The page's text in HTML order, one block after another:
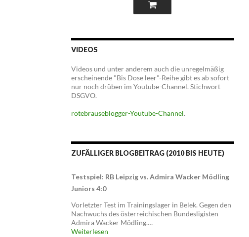
VIDEOS
Videos und unter anderem auch die unregelmäßig
erscheinende "Bis Dose leer"-Reihe gibt es ab sofort
nur noch drüben im Youtube-Channel. Stichwort
DSGVO.
rotebrauseblogger-Youtube-Channel.
ZUFÄLLIGER BLOGBEITRAG (2010 BIS HEUTE)
Testspiel: RB Leipzig vs. Admira Wacker Mödling
Juniors 4:0
Vorletzter Test im Trainingslager in Belek. Gegen den
Nachwuchs des österreichischen Bundesligisten
Admira Wacker Mödling.…
Weiterlesen